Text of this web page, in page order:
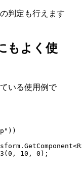
判定も行えます
もよく使
いる使用例で
10, 0);